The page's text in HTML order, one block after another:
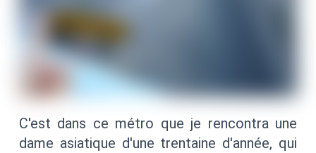
C'est dans ce métro que je rencontra une
dame asiatique d'une trentaine d'année, qui